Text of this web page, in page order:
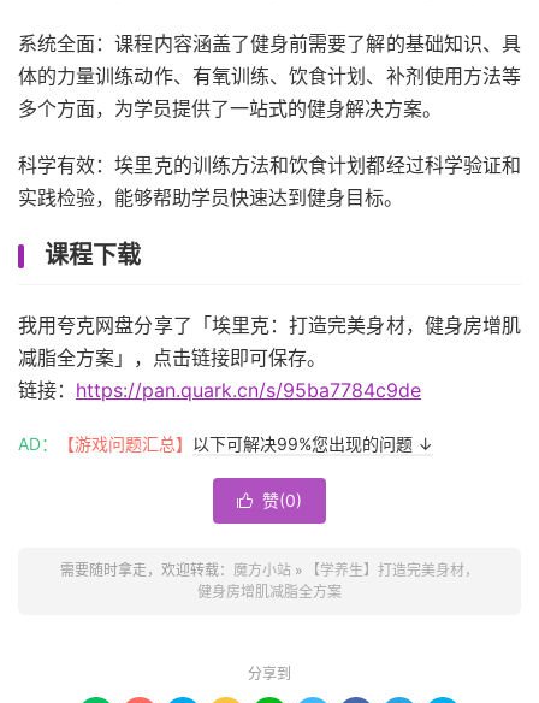
系统全面：课程内容涵盖了健身前需要了解的基础知识、具
体的力量训练动作、有氧训练、饮食计划、补剂使用方法等
多个方面，为学员提供了一站式的健身解决方案。
科学有效：埃里克的训练方法和饮食计划都经过科学验证和
实践检验，能够帮助学员快速达到健身目标。
课程下载
我用夸克网盘分享了「埃里克：打造完美身材，健身房增肌
减脂全方案」，点击链接即可保存。
链接： https://pan.quark.cn/s/95ba7784c9de
AD： 【游戏问题汇总】 以下可解决99%您出现的问题 ↓
 赞(0)
需要随时拿走，欢迎转载： 魔方小站 »
【学养生】打造完美身材，
健身房增肌减脂全方案
分享到